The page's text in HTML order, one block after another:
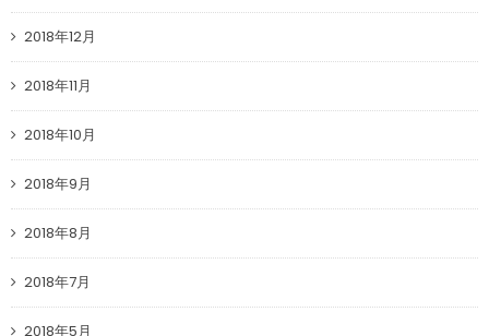
2018年12月
2018年11月
2018年10月
2018年9月
2018年8月
2018年7月
2018年5月